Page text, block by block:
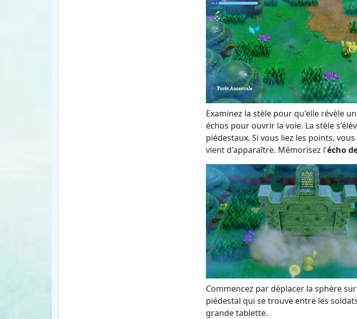
Examinez la stèle pour qu'elle révèle
échos pour ouvrir la voie. La stèle
piédestaux. Si vous liez les points,
vient d'apparaître. Mémorisez l'écho
Commencez par déplacer la sphère
piédestal qui se trouve entre les
grande tablette.